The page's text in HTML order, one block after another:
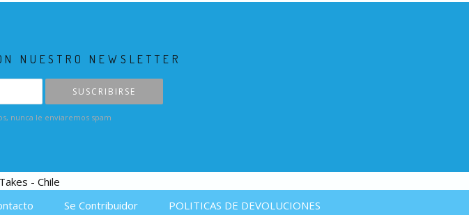
NUESTRO NEWSLETTER
SUSCRIBIRSE
nunca le enviaremos spam
Se Contribuidor POLITICAS DE DEVOLUCIONES